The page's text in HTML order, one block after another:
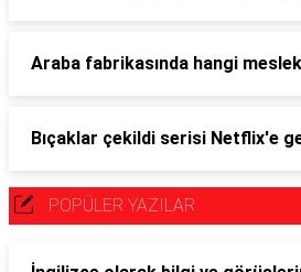
Araba fabrikasında hangi
Bıçaklar çekildi serisi Netflix'e
POPÜLER YAZILAR